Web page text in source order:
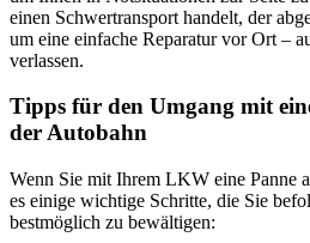
einen Schwertransport handelt, der
um eine einfache Reparatur vor Ort –
verlassen.
Tipps für den Umgang mit
der Autobahn
Wenn Sie mit Ihrem LKW eine Panne
es einige wichtige Schritte, die Sie
bestmöglich zu bewältigen: